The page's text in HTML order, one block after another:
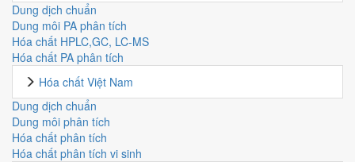
Dung dịch chuẩn
Dung môi PA phân tích
Hóa chất HPLC,GC, LC-MS
Hóa chất PA phân tích
Hóa chất Việt Nam
Dung dịch chuẩn
Dung môi phân tích
Hóa chất phân tích
Hóa chất phân tích vi sinh